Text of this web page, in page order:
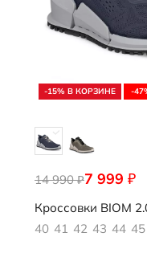
-15% В КОРЗИНЕ -
7 999 ₽
14 990₽
800894/00138
Кроссовки BIOM
40 41 42 43 44 45